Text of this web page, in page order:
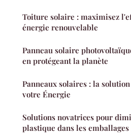
Toiture solaire : maximisez
énergie renouvelable
Panneau solaire
en protégeant la planète
Panneaux solaires : la
votre Énergie
Solutions novatrices pour
plastique dans les